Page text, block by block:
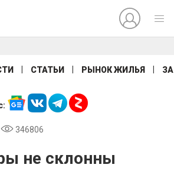
СТАТЬИ РЫНОК ЖИЛЬЯ
346806
не склонны